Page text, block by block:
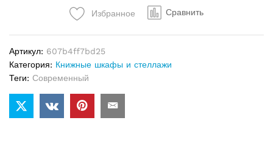
Избранное Сравнить
Артикул: 607b4ff7bd25
Категория: Книжные шкафы и стеллажи
Теги: Современный